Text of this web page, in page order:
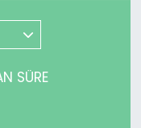
SÜRE
Fikstür